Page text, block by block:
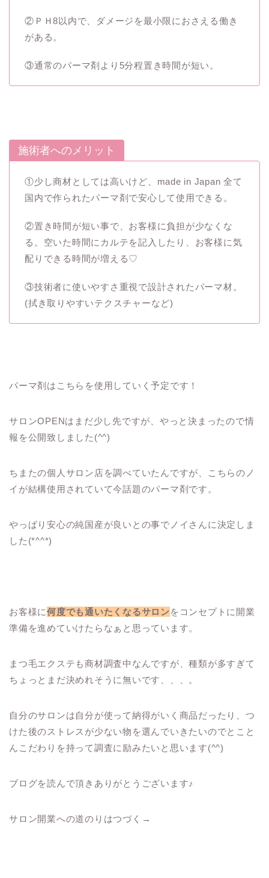
②ＰＨ8以内で、ダメージを最小限におさえる働き
がある。
③通常のパーマ剤より5分程置き時間が短い。
施術者へのメリット
①少し商材としては高いけど、made in Japan 全て
国内で作られたパーマ剤で安心して使用できる。
②置き時間が短い事で、お客様に負担が少なくな
る。空いた時間にカルテを記入したり、お客様に気
配りできる時間が増える♡
③技術者に使いやすさ重視で設計されたパーマ材。
(拭き取りやすいテクスチャーなど)
パーマ剤はこちらを使用していく予定です！
サロンOPENはまだ少し先ですが、やっと決まったので情
報を公開致しました(^^)
ちまたの個人サロン店を調べていたんですが、こちらのノ
イが結構使用されていて今話題のパーマ剤です。
やっぱり安心の純国産が良いとの事でノイさんに決定しま
した(*^^*)
お客様に何度でも通いたくなるサロンをコンセプトに開業
準備を進めていけたらなぁと思っています。
まつ毛エクステも商材調査中なんですが、種類が多すぎて
ちょっとまだ決めれそうに無いです、、、。
自分のサロンは自分が使って納得がいく商品だったり、つ
けた後のストレスが少ない物を選んでいきたいのでとこと
んこだわりを持って調査に励みたいと思います(^^)
ブログを読んで頂きありがとうございます♪
サロン開業への道のりはつづく→